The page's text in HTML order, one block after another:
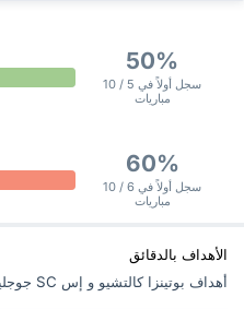
50%
سجل أولاً في 5 / 10
مباريات
60%
سجل أولاً في 6 / 10
مباريات
الأهداف بالدقائق
أهداف بوتينزا كالتشيو و إس SC جوجليانو ‏لكل 10 و 15 دقيقة.